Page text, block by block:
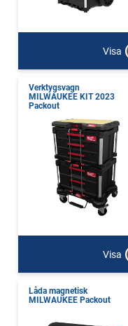
Visa
Verktygsvagn
MILWAUKEE KIT 2023
Packout
Visa
Låda magnetisk
MILWAUKEE Packout